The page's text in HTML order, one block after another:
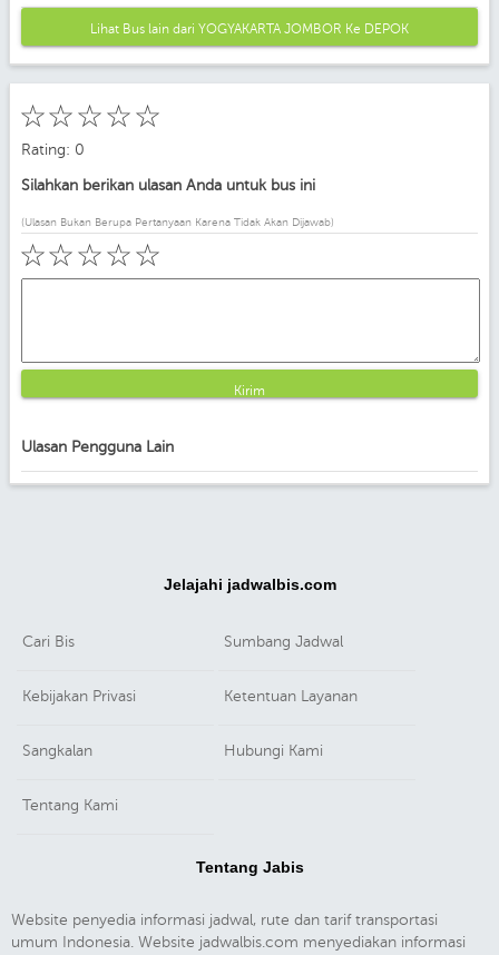
Lihat Bus lain dari YOGYAKARTA JOMBOR Ke DEPOK
☆
☆
☆
☆
☆
Rating: 0
Silahkan berikan ulasan Anda untuk bus ini
(Ulasan Bukan Berupa Pertanyaan Karena Tidak Akan Dijawab)
☆
☆
☆
☆
☆
Kirim
Ulasan Pengguna Lain
Jelajahi jadwalbis.com
Cari Bis Sumbang Jadwal
Kebijakan Privasi Ketentuan Layanan
Sangkalan Hubungi Kami
Tentang Kami
Tentang Jabis
Website penyedia informasi jadwal, rute dan tarif transportasi
umum Indonesia. Website jadwalbis.com menyediakan informasi